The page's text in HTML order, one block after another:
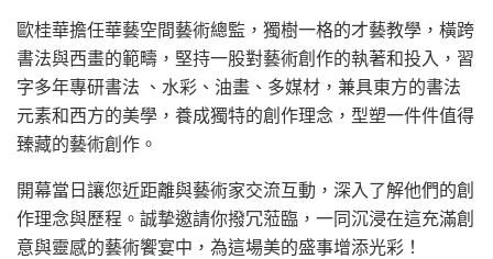
歐桂華擔任華藝空間藝術總監，獨樹一格的才藝教學，橫跨
書法與西畫的範疇，堅持一股對藝術創作的執著和投入，習
字多年專研書法 、水彩、油畫、多媒材，兼具東方的書法
元素和西方的美學，養成獨特的創作理念，型塑一件件值得
臻藏的藝術創作。
開幕當日讓您近距離與藝術家交流互動，深入了解他們的創
作理念與歷程。誠摯邀請你撥冗蒞臨，一同沉浸在這充滿創
意與靈感的藝術饗宴中，為這場美的盛事增添光彩！